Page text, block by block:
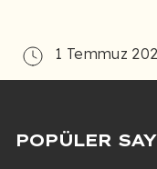
1 Temmuz
POPÜLER